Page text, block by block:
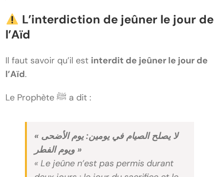
L’interdiction de jeûner le jour de
l’Aïd
Il faut savoir qu’il est interdit de jeûner le jour de
l’Aïd.
Le Prophète ﷺ a dit :
« لا يصلح الصيام في يومين: يوم الأضحى
ويوم الفطر »
« Le jeûne n’est pas permis durant